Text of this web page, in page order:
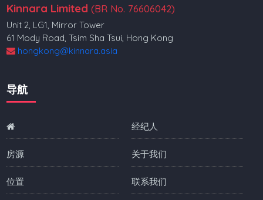
Kinnara Limited (BR No. 76606042)
Unit 2, LG1, Mirror Tower
61 Mody Road, Tsim Sha Tsui, Hong Kong
hongkong@kinnara.asia
导航
房源
位置
经纪人
关于我们
联系我们